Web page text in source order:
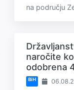
na području
naročite
odobrena
BiH